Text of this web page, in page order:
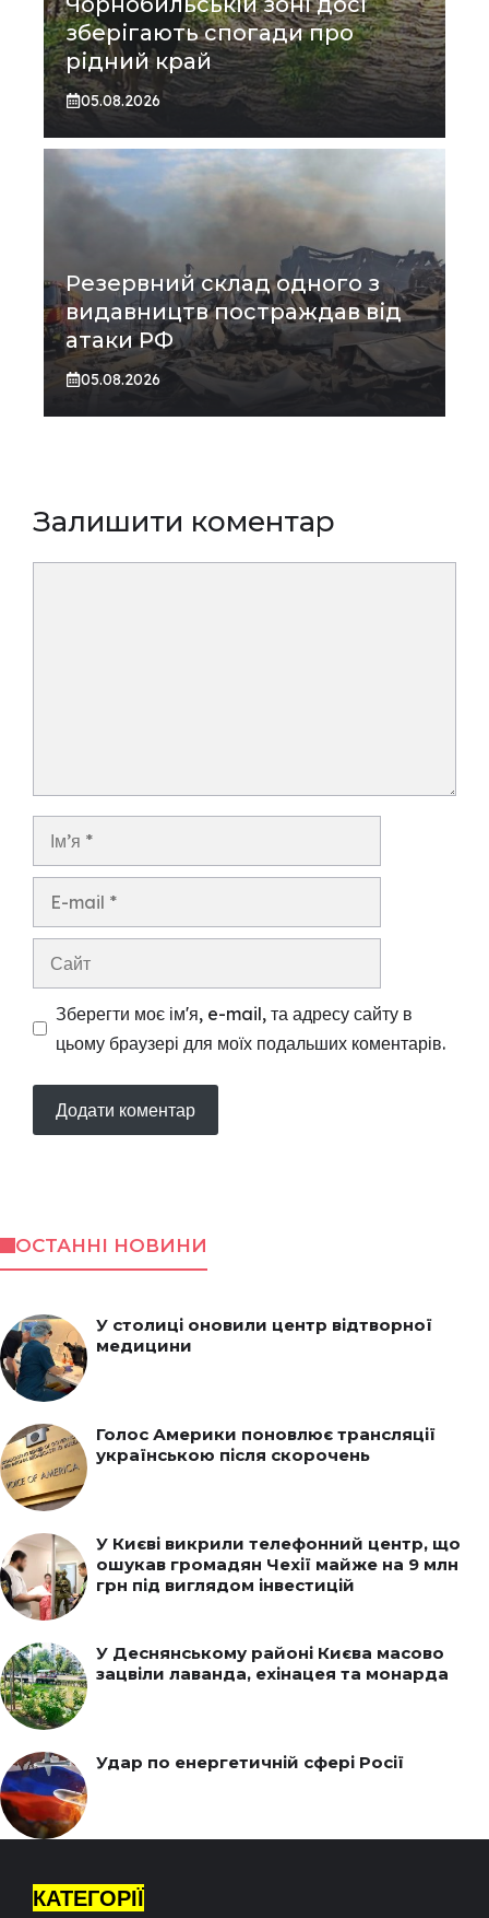
зберігають спогади про
рідний край
05.08.2026
Резервний склад одного з
видавництв постраждав від
атаки РФ
05.08.2026
Залишити коментар
Зберегти моє ім'я, e-mail, та адресу сайту в
цьому браузері для моїх подальших коментарів.
ОСТАННІ НОВИНИ
У столиці оновили центр відтворної
медицини
Голос Америки поновлює трансляції
українською після скорочень
У Києві викрили телефонний центр, що
ошукав громадян Чехії майже на 9 млн
грн під виглядом інвестицій
У Деснянському районі Києва масово
зацвіли лаванда, ехінацея та монарда
Удар по енергетичній сфері Росії
КАТЕГОРІЇ